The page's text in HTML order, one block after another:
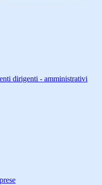
dirigenti - amministrativi